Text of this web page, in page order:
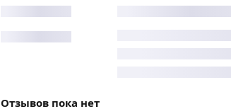
Отзывов пока нет